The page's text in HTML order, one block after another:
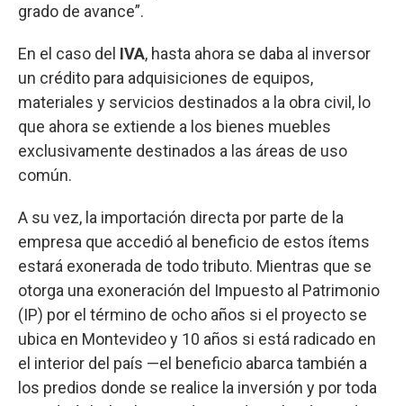
grado de avance”.
En el caso del IVA, hasta ahora se daba al inversor
un crédito para adquisiciones de equipos,
materiales y servicios destinados a la obra civil, lo
que ahora se extiende a los bienes muebles
exclusivamente destinados a las áreas de uso
común.
A su vez, la importación directa por parte de la
empresa que accedió al beneficio de estos ítems
estará exonerada de todo tributo. Mientras que se
otorga una exoneración del Impuesto al Patrimonio
(IP) por el término de ocho años si el proyecto se
ubica en Montevideo y 10 años si está radicado en
el interior del país —el beneficio abarca también a
los predios donde se realice la inversión y por toda